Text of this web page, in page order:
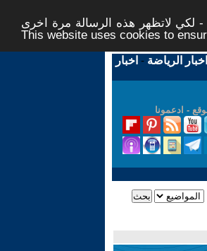
لكي لاتظهر هذه الرسالة مرة اخرى -
This website uses cookies to
اخبار الرياضة - اخبار
- ادعمونا